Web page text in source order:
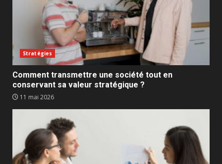
Stratégies
Comment transmettre une société tout en
conservant sa valeur stratégique ?
11 mai 2026